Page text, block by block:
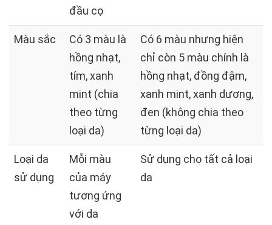
đầu cọ
Màu sắc
Có 3 màu là
hồng nhạt,
tím, xanh
mint (chia
theo từng
loại da)
Có 6 màu nhưng hiện
chỉ còn 5 màu chính là
hồng nhạt, đồng đậm,
xanh mint, xanh dương,
đen (không chia theo
từng loại da)
Loại da
sử dụng
Mỗi màu
của máy
tương ứng
với da
Sử dụng cho tất cả loại
da